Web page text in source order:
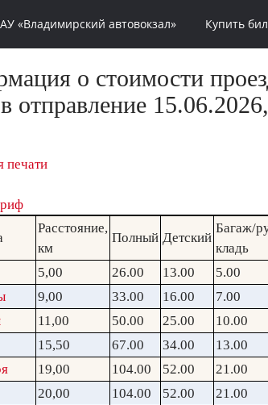
«Владимирский автовокзал» Купить
о стоимости
отправление
печати
Расстояние,
км
Полный Детский
Багаж/
кладь
5,00 26.00 13.00 5.00
9,00 33.00 16.00 7.00
11,00 50.00 25.00 10.00
15,50 67.00 34.00 13.00
19,00 104.00 52.00 21.00
20,00 104.00 52.00 21.00